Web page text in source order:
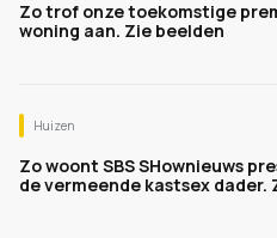
Zo trof onze toekomstige
woning aan. Zie beelden
Huizen
Zo woont SBS SHownieuws
de vermeende kastsex dader.